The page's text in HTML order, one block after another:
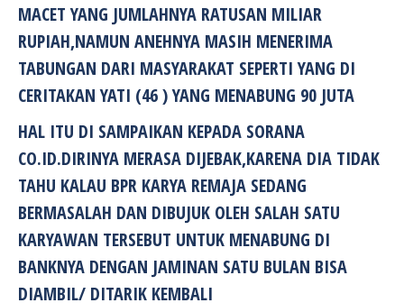
MACET YANG JUMLAHNYA RATUSAN MILIAR
RUPIAH,NAMUN ANEHNYA MASIH MENERIMA
TABUNGAN DARI MASYARAKAT SEPERTI YANG DI
CERITAKAN YATI (46 ) YANG MENABUNG 90 JUTA
HAL ITU DI SAMPAIKAN KEPADA SORANA
CO.ID.DIRINYA MERASA DIJEBAK,KARENA DIA TIDAK
TAHU KALAU BPR KARYA REMAJA SEDANG
BERMASALAH DAN DIBUJUK OLEH SALAH SATU
KARYAWAN TERSEBUT UNTUK MENABUNG DI
BANKNYA DENGAN JAMINAN SATU BULAN BISA
DIAMBIL/ DITARIK KEMBALI